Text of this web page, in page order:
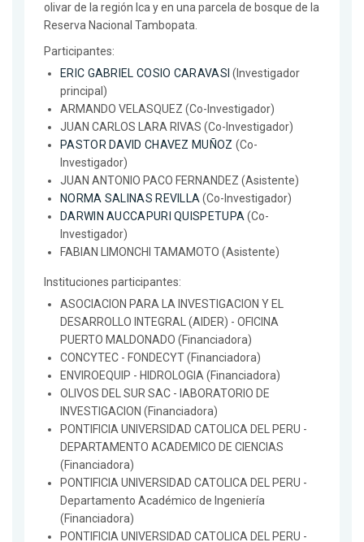
olivar de la región Ica y en una parcela de bosque de la
Reserva Nacional Tambopata.
Participantes:
ERIC GABRIEL COSIO CARAVASI (Investigador
principal)
ARMANDO VELASQUEZ (Co-Investigador)
JUAN CARLOS LARA RIVAS (Co-Investigador)
PASTOR DAVID CHAVEZ MUÑOZ (Co-
Investigador)
JUAN ANTONIO PACO FERNANDEZ (Asistente)
NORMA SALINAS REVILLA(Co-Investigador)
DARWIN AUCCAPURI QUISPETUPA(Co-
Investigador)
FABIAN LIMONCHI TAMAMOTO (Asistente)
Instituciones participantes:
ASOCIACION PARA LA INVESTIGACION Y EL
DESARROLLO INTEGRAL (AIDER) - OFICINA
PUERTO MALDONADO (Financiadora)
CONCYTEC - FONDECYT (Financiadora)
ENVIROEQUIP - HIDROLOGIA (Financiadora)
OLIVOS DEL SUR SAC - lABORATORIO DE
INVESTIGACION (Financiadora)
PONTIFICIA UNIVERSIDAD CATOLICA DEL PERU -
DEPARTAMENTO ACADEMICO DE CIENCIAS
(Financiadora)
PONTIFICIA UNIVERSIDAD CATOLICA DEL PERU -
Departamento Académico de Ingeniería
(Financiadora)
PONTIFICIA UNIVERSIDAD CATOLICA DEL PERU -